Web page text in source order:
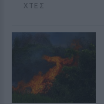
ΧΤΕΣ